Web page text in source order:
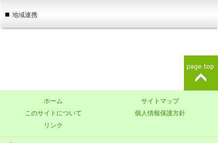
地域連携
ホーム
サイトマップ
このサイトについて
個人情報保護方針
リンク